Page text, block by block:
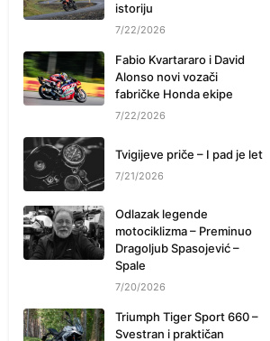
istoriju
7/22/2026
Fabio Kvartararo i David
Alonso novi vozači
fabričke Honda ekipe
7/22/2026
Tvigijeve priče – I pad je let
7/21/2026
Odlazak legende
motociklizma – Preminuo
Dragoljub Spasojević –
Spale
7/20/2026
Triumph Tiger Sport 660 –
Svestran i praktičan